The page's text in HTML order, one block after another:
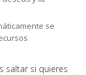
se
saltar si quieres